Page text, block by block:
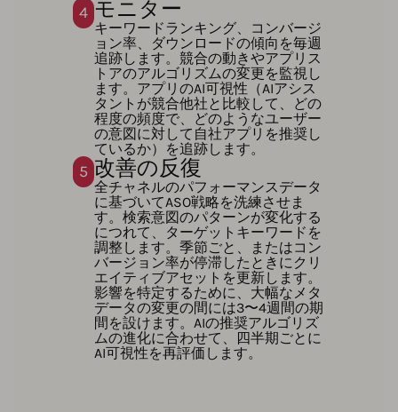
4 モニター
キーワードランキング、コンバージ
ョン率、ダウンロードの傾向を毎週
追跡します。競合の動きやアプリス
トアのアルゴリズムの変更を監視し
ます。アプリのAI可視性（AIアシス
タントが競合他社と比較して、どの
程度の頻度で、どのようなユーザー
の意図に対して自社アプリを推奨し
ているか）を追跡します。
5 改善の反復
全チャネルのパフォーマンスデータ
に基づいてASO戦略を洗練させま
す。検索意図のパターンが変化する
につれて、ターゲットキーワードを
調整します。季節ごと、またはコン
バージョン率が停滞したときにクリ
エイティブアセットを更新します。
影響を特定するために、大幅なメタ
データの変更の間には3〜4週間の期
間を設けます。AIの推奨アルゴリズ
ムの進化に合わせて、四半期ごとに
AI可視性を再評価します。